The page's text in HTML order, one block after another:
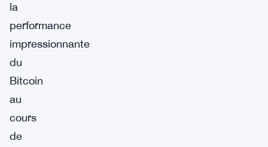
la
performance
impressionnante
du
Bitcoin
au
cours
de